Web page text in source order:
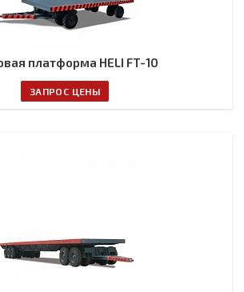
платформа HELI FT-10
ЗАПРОС ЦЕНЫ